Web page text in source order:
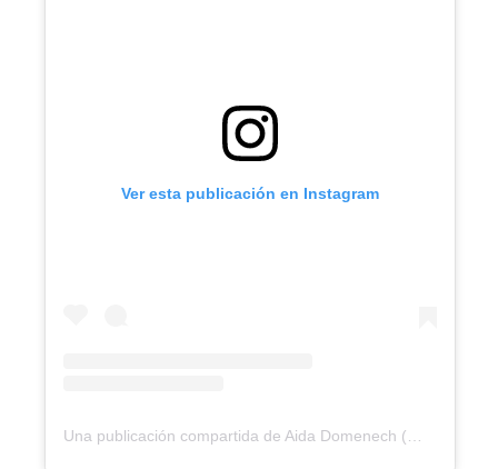
Ver esta publicación en Instagram
Una publicación compartida de Aida Domenech (@dulceida)